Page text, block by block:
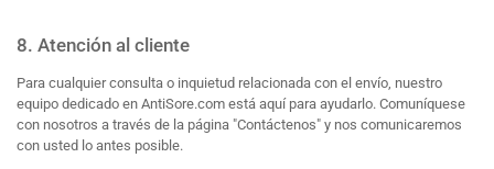
8. Atención al cliente
Para cualquier consulta o inquietud relacionada con el envío, nuestro
equipo dedicado en AntiSore.com está aquí para ayudarlo. Comuníquese
con nosotros a través de la página "Contáctenos" y nos comunicaremos
con usted lo antes posible.